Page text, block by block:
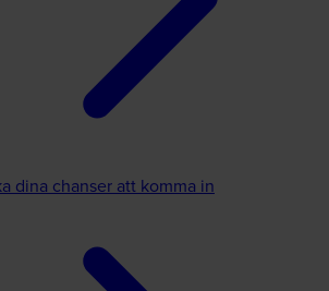
dina chanser att komma in